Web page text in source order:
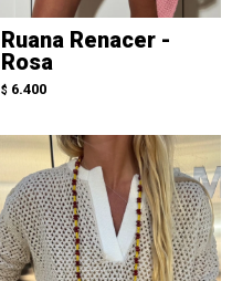
Ruana Renacer -
Rosa
$ 6.400